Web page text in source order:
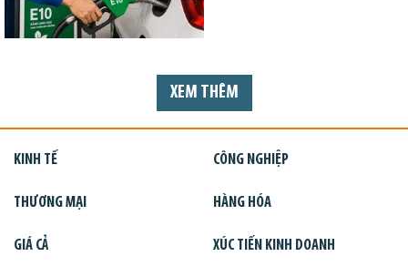
XEM THÊM
KINH TẾ CÔNG NGHIỆP
THƯƠNG MẠI HÀNG HÓA
GIÁ CẢ XÚC TIẾN KINH DOANH